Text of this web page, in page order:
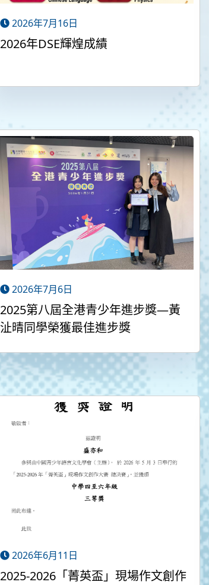
2026年7月16日
2026年DSE輝煌成績
2026年7月6日
2025第八屆全港青少年進步獎—黃
沚晴同學榮獲最佳進步獎
2026年6月11日
2025-2026「菁英盃」現場作文創作